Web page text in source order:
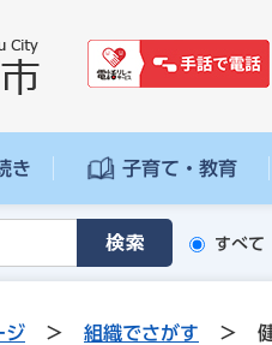
き 子育て・教育
すべて
ジ > 組織でさがす >